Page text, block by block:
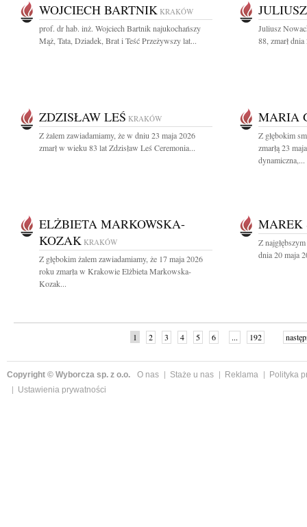
WOJCIECH BARTNIK KRAKÓW
prof. dr hab. inż. Wojciech Bartnik najukochańszy
Mąż, Tata, Dziadek, Brat i Teść Przeżywszy lat...
Juliusz
88, zmarł
ZDZISŁAW LEŚ KRAKÓW
Z żalem zawiadamiamy, że w dniu 23 maja 2026
zmarł w wieku 83 lat Zdzisław Leś Ceremonia...
MARIA
Z głębokim
zmarłą 23
dynamiczna,...
ELŻBIETA MARKOWSKA-
KOZAK KRAKÓW
Z głębokim żalem zawiadamiamy, że 17 maja 2026
roku zmarła w Krakowie Elżbieta Markowska-
Kozak...
MAREK
Z
dnia 20 maja
1 2 3 4 5 6 ... 192
Copyright © Wyborcza sp. z o.o. O nas Staże u nas Reklama
Polityka
Ustawienia prywatności